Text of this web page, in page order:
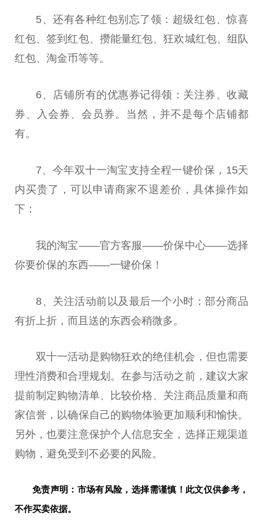
5、还有各种红包别忘了领：超级红包、惊喜
红包、签到红包、攒能量红包、狂欢城红包、组队
红包、淘金币等等。
6、店铺所有的优惠券记得领：关注券、收藏
券、入会券、会员券。当然，并不是每个店铺都
有。
7、今年双十一淘宝支持全程一键价保，15天
内买贵了，可以申请商家不退差价，具体操作如
下：
我的淘宝——官方客服——价保中心——选择
你要价保的东西——一键价保！
8、关注活动前以及最后一个小时：部分商品
有折上折，而且送的东西会稍微多。
双十一活动是购物狂欢的绝佳机会，但也需要
理性消费和合理规划。在参与活动之前，建议大家
提前制定购物清单、比较价格、关注商品质量和商
家信誉，以确保自己的购物体验更加顺利和愉快。
另外，也要注意保护个人信息安全，选择正规渠道
购物，避免受到不必要的风险。
免责声明：市场有风险，选择需谨慎！此文仅供参考，
不作买卖依据。